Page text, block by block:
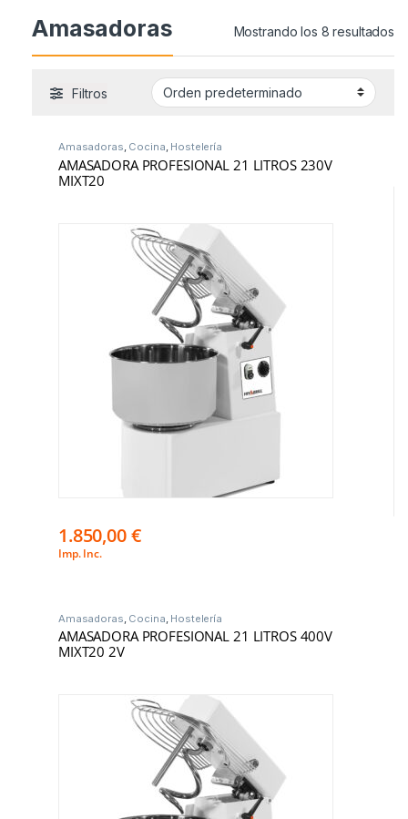
Amasadoras Mostrando los 8 resultados
Filtros
Amasadoras, Cocina, Hostelería
AMASADORA PROFESIONAL 21 LITROS 230V
MIXT20
1.850,00€
Imp. Inc.
Amasadoras Cocina Hostelería
AMASADORA PROFESIONAL 21 LITROS 400V
MIXT20 2V